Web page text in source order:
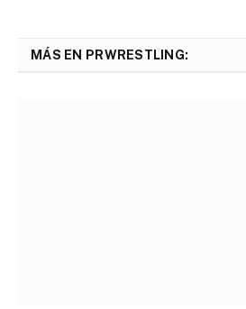
MÁS EN PRWRESTLING: